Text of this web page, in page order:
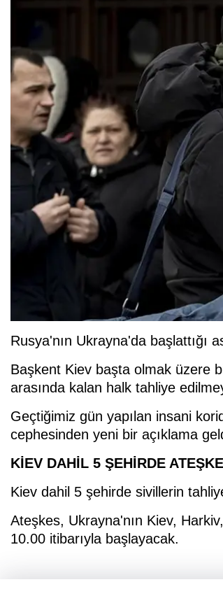
Rusya'nın Ukrayna'da başlattığı
Başkent Kiev başta olmak üzere
arasında kalan halk tahliye
Geçtiğimiz gün yapılan insani
cephesinden yeni bir açıklama
KİEV DAHİL 5 ŞEHİRDE
Kiev dahil 5 şehirde sivillerin
Ateşkes, Ukrayna'nın Kiev,
10.00 itibarıyla başlayacak.